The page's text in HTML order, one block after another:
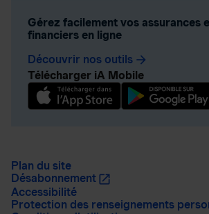
Gérez facilement vos assurances
financiers en ligne
Découvrir nos outils arrow_forward
Télécharger iA Mobile
Plan du site
Désabonnement
Accessibilité
Protection des renseignements